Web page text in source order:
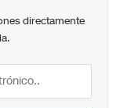
directamente